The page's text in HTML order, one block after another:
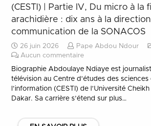
(CESTI) | Partie IV, Du micro à la
arachidière : dix ans à la
communication de la SONACOS
26 juin 2026 Pape Abdou Ndour
Aucun commentaire
Biographie Abdoulaye Ndiaye est
télévision au Centre d’études des
l’information (CESTI) de l’Université
Dakar. Sa carrière s’étend sur plus…